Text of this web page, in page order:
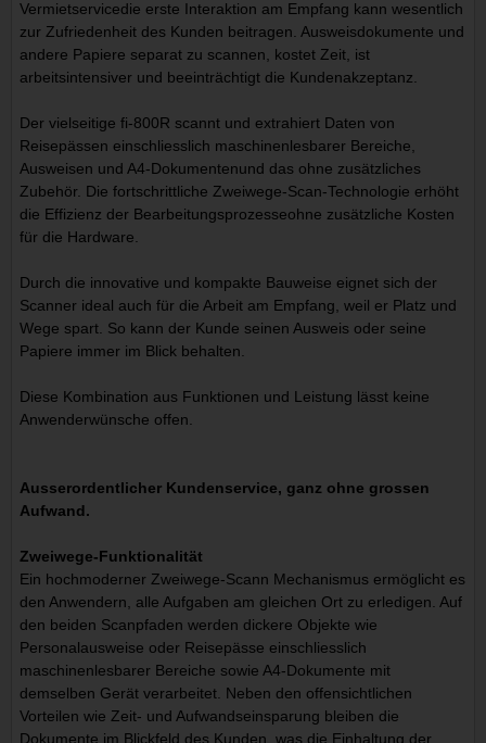
Vermietservicedie erste Interaktion am Empfang kann wesentlich
zur Zufriedenheit des Kunden beitragen. Ausweisdokumente und
andere Papiere separat zu scannen, kostet Zeit, ist
arbeitsintensiver und beeinträchtigt die Kundenakzeptanz.
Der vielseitige fi-800R scannt und extrahiert Daten von
Reisepässen einschliesslich maschinenlesbarer Bereiche,
Ausweisen und A4-Dokumentenund das ohne zusätzliches
Zubehör. Die fortschrittliche Zweiwege-Scan-Technologie erhöht
die Effizienz der Bearbeitungsprozesseohne zusätzliche Kosten
für die Hardware.
Durch die innovative und kompakte Bauweise eignet sich der
Scanner ideal auch für die Arbeit am Empfang, weil er Platz und
Wege spart. So kann der Kunde seinen Ausweis oder seine
Papiere immer im Blick behalten.
Diese Kombination aus Funktionen und Leistung lässt keine
Anwenderwünsche offen.
Ausserordentlicher Kundenservice, ganz ohne grossen
Aufwand.
Zweiwege-Funktionalität
Ein hochmoderner Zweiwege-Scann Mechanismus ermöglicht es
den Anwendern, alle Aufgaben am gleichen Ort zu erledigen. Auf
den beiden Scanpfaden werden dickere Objekte wie
Personalausweise oder Reisepässe einschliesslich
maschinenlesbarer Bereiche sowie A4-Dokumente mit
demselben Gerät verarbeitet. Neben den offensichtlichen
Vorteilen wie Zeit- und Aufwandseinsparung bleiben die
Dokumente im Blickfeld des Kunden, was die Einhaltung der